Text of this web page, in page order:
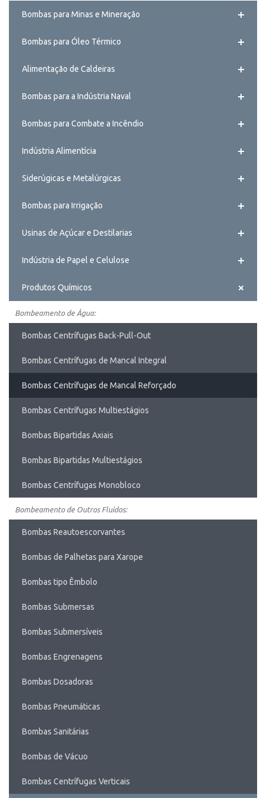
Bombas para Minas e Mineração
Bombas para Óleo Térmico
Alimentação de Caldeiras
Bombas para a Indústria Naval
Bombas para Combate a Incêndio
Indústria Alimentícia
Siderúgicas e Metalúrgicas
Bombas para Irrigação
Usinas de Açúcar e Destilarias
Indústria de Papel e Celulose
Produtos Químicos
Bombeamento de Água:
Bombas Centrífugas Back-Pull-Out
Bombas Centrífugas de Mancal Integral
Bombas Centrífugas de Mancal Reforçado
Bombas Centrífugas Multiestágios
Bombas Bipartidas Axiais
Bombas Bipartidas Multiestágios
Bombas Centrífugas Monobloco
Bombeamento de Outros Fluídos:
Bombas Reautoescorvantes
Bombas de Palhetas para Xarope
Bombas tipo Êmbolo
Bombas Submersas
Bombas Submersíveis
Bombas Engrenagens
Bombas Dosadoras
Bombas Pneumáticas
Bombas Sanitárias
Bombas de Vácuo
Bombas Centrífugas Verticais